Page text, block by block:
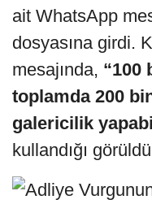
ait WhatsApp
dosyasına girdi.
mesajında, “100
toplamda 200
galericilik
kullandığı